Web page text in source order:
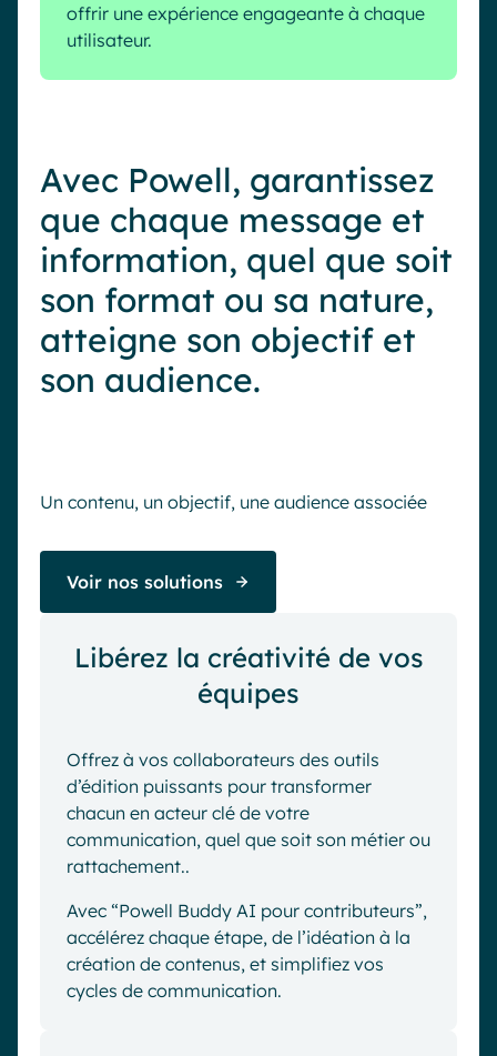
offrir une expérience engageante à chaque
utilisateur.
Avec Powell, garantissez
que chaque message et
information, quel que soit
son format ou sa nature,
atteigne son objectif et
son audience.
Un contenu, un objectif, une audience associée
Voir nos solutions
Libérez la créativité de vos
équipes
Offrez à vos collaborateurs des outils
d’édition puissants pour transformer
chacun en acteur clé de votre
communication, quel que soit son métier ou
rattachement..
Avec “Powell Buddy AI pour contributeurs”,
accélérez chaque étape, de l’idéation à la
création de contenus, et simplifiez vos
cycles de communication.